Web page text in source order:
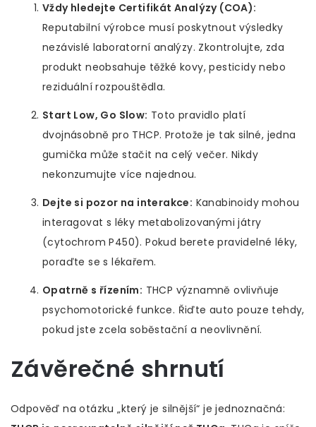
Vždy hledejte Certifikát Analýzy (COA):
Reputabilní výrobce musí poskytnout výsledky
nezávislé laboratorní analýzy. Zkontrolujte, zda
produkt neobsahuje těžké kovy, pesticidy nebo
reziduální rozpouštědla.
Start Low, Go Slow: Toto pravidlo platí
dvojnásobně pro THCP. Protože je tak silné, jedna
gumička může stačit na celý večer. Nikdy
nekonzumujte více najednou.
Dejte si pozor na interakce: Kanabinoidy mohou
interagovat s léky metabolizovanými játry
(cytochrom P450). Pokud berete pravidelné léky,
poraďte se s lékařem.
Opatrně s řízením: THCP významně ovlivňuje
psychomotorické funkce. Řiďte auto pouze tehdy,
pokud jste zcela soběstační a neovlivnění.
Závěrečné shrnutí
Odpověď na otázku „který je silnější“ je jednoznačná: